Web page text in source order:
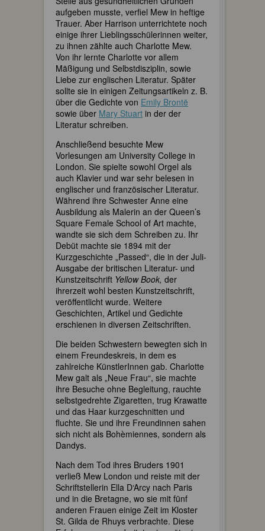
aufgeben musste, verfiel Mew in heftige
Trauer. Aber Harrison unterrichtete noch
einige ihrer Lieblingsschülerinnen weiter,
zu ihnen zählte auch Charlotte Mew.
Von ihr lernte Charlotte vor allem
Mäßigung und Selbstdisziplin, sowie
Liebe zur englischen Literatur. Später
sollte sie in einigen Zeitungsartikeln z. B.
über die Gedichte von Emily Brontë
sowie über Mary Stuart in der der
Literatur schreiben.
Anschließend besuchte Mew
Vorlesungen am University College in
London. Sie spielte sowohl Orgel als
auch Klavier und war sehr belesen in
englischer und französischer Literatur.
Während ihre Schwester Anne eine
Ausbildung als Malerin an der Queen’s
Square Female School of Art machte,
wandte sie sich dem Schreiben zu. Ihr
Debüt machte sie 1894 mit der
Kurzgeschichte „Passed“, die in der Juli-
Ausgabe der britischen Literatur- und
Kunstzeitschrift Yellow Book, der
ihrerzeit wohl besten Kunstzeitschrift,
veröffentlicht wurde. Weitere
Geschichten, Artikel und Gedichte
erschienen in diversen Zeitschriften.
Die beiden Schwestern bewegten sich in
einem Freundeskreis, in dem es
zahlreiche KünstlerInnen gab. Charlotte
Mew galt als „Neue Frau“, sie machte
ihre Besuche ohne Begleitung, rauchte
selbstgedrehte Zigaretten, trug Krawatte
und das Haar kurzgeschnitten und
fluchte. Sie und ihre Freundinnen sahen
sich nicht als Bohèmiennes, sondern als
Dandys.
Nach dem Tod ihres Bruders 1901
verließ Mew London und reiste mit der
Schriftstellerin Ella D‘Arcy nach Paris
und in die Bretagne, wo sie mit fünf
anderen Frauen einige Zeit im Kloster
St. Gilda de Rhuys verbrachte. Diese